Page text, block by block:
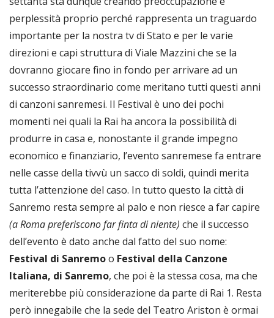
perplessità proprio perché rappresenta un traguardo
importante per la nostra tv di Stato e per le varie
direzioni e capi struttura di Viale Mazzini che se la
dovranno giocare fino in fondo per arrivare ad un
successo straordinario come meritano tutti questi anni
di canzoni sanremesi. Il Festival è uno dei pochi
momenti nei quali la Rai ha ancora la possibilità di
produrre in casa e, nonostante il grande impegno
economico e finanziario, l’evento sanremese fa entrare
nelle casse della tivvù un sacco di soldi, quindi merita
tutta l’attenzione del caso. In tutto questo la città di
Sanremo resta sempre al palo e non riesce a far capire
(a Roma preferiscono far finta di niente) che il successo
dell’evento è dato anche dal fatto del suo nome:
Festival di Sanremoo Festival della Canzone
Italiana, di Sanremo, che poi è la stessa cosa, ma che
meriterebbe più considerazione da parte di Rai 1. Resta
però innegabile che la sede del Teatro Ariston è ormai